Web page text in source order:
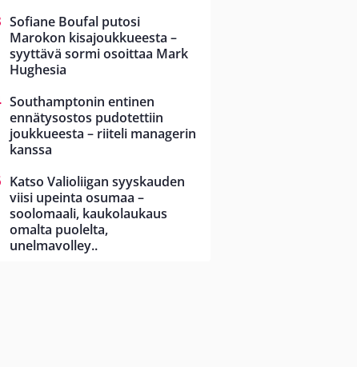
Sofiane Boufal putosi
Marokon kisajoukkueesta –
syyttävä sormi osoittaa Mark
Hughesia
Southamptonin entinen
ennätysostos pudotettiin
joukkueesta – riiteli managerin
kanssa
Katso Valioliigan syyskauden
viisi upeinta osumaa –
soolomaali, kaukolaukaus
omalta puolelta,
unelmavolley..